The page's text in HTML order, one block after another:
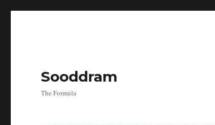
Sooddram
The Formula